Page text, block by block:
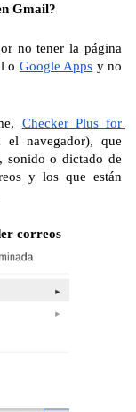
Gmail?
no tener la página
o Google Apps y no
Checker Plus for
el navegador), que
sonido o dictado de
y los que están
correos